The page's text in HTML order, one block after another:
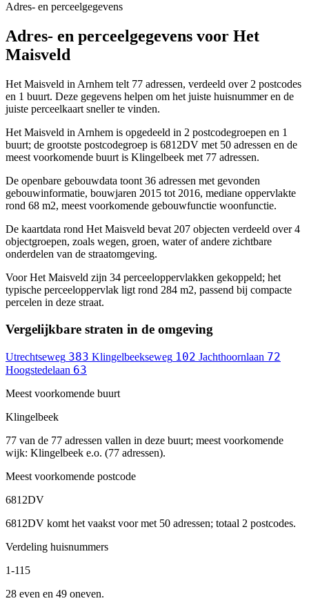
Adres- en perceelgegevens
Adres- en perceelgegevens voor Het
Maisveld
Het Maisveld in Arnhem telt 77 adressen, verdeeld over 2 postcodes
en 1 buurt. Deze gegevens helpen om het juiste huisnummer en de
juiste perceelkaart sneller te vinden.
Het Maisveld in Arnhem is opgedeeld in 2 postcodegroepen en 1
buurt; de grootste postcodegroep is 6812DV met 50 adressen en de
meest voorkomende buurt is Klingelbeek met 77 adressen.
De openbare gebouwdata toont 36 adressen met gevonden
gebouwinformatie, bouwjaren 2015 tot 2016, mediane oppervlakte
rond 68 m2, meest voorkomende gebouwfunctie woonfunctie.
De kaartdata rond Het Maisveld bevat 207 objecten verdeeld over 4
objectgroepen, zoals wegen, groen, water of andere zichtbare
onderdelen van de straatomgeving.
Voor Het Maisveld zijn 34 perceeloppervlakken gekoppeld; het
typische perceeloppervlak ligt rond 284 m2, passend bij compacte
percelen in deze straat.
Vergelijkbare straten in de omgeving
Utrechtseweg 383 Klingelbeekseweg 102 Jachthoornlaan 72
Hoogstedelaan 63
Meest voorkomende buurt
Klingelbeek
77 van de 77 adressen vallen in deze buurt; meest voorkomende
wijk: Klingelbeek e.o. (77 adressen).
Meest voorkomende postcode
6812DV
6812DV komt het vaakst voor met 50 adressen; totaal 2 postcodes.
Verdeling huisnummers
1-115
28 even en 49 oneven.